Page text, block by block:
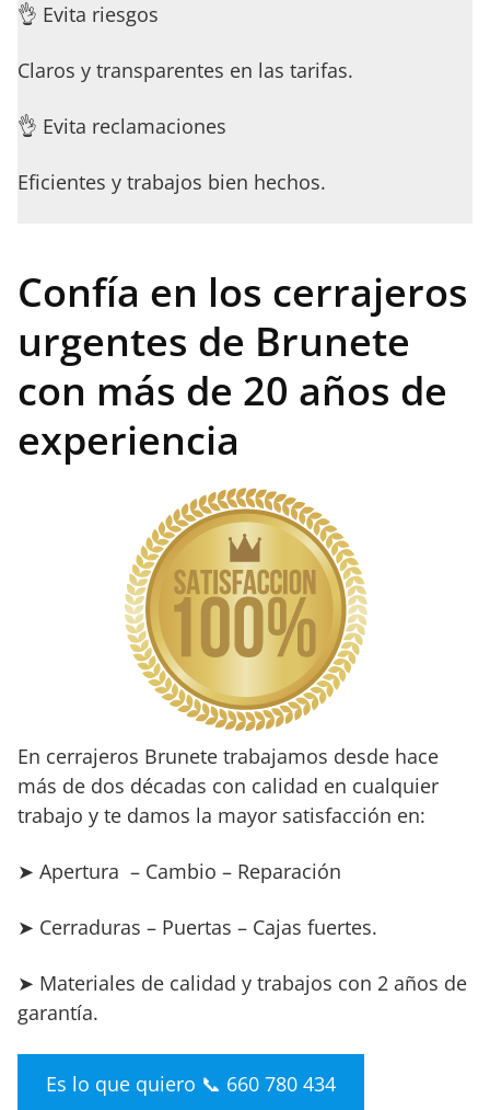
👌 Evita riesgos
Claros y transparentes en las tarifas.
👌 Evita reclamaciones
Eficientes y trabajos bien hechos.
Confía en los cerrajeros
urgentes de Brunete
con más de 20 años de
experiencia
En cerrajeros Brunete trabajamos desde hace
más de dos décadas con calidad en cualquier
trabajo y te damos la mayor satisfacción en:
➤ Apertura – Cambio – Reparación
➤ Cerraduras – Puertas – Cajas fuertes.
➤ Materiales de calidad y trabajos con 2 años de
garantía.
Es lo que quiero 📞 660 780 434